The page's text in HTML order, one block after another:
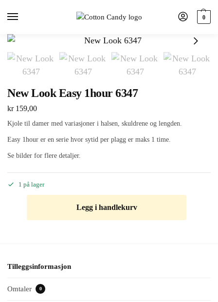
0
New Look Easy 1hour 6347
kr159,00
Kjole til damer med variasjoner i halsen, skuldrene og lengden.
Easy 1hour er en serie hvor sytid per plagg er maks 1 time.
Se bilder for flere detaljer.
1 på lager
Legg i handlekurv
Tilleggsinformasjon
Omtaler 0